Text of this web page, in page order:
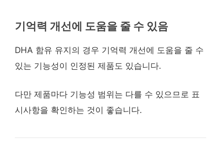
기억력 개선에 도움을 줄 수 있음
DHA 함유 유지의 경우 기억력 개선에 도움을 줄 수
있는 기능성이 인정된 제품도 있습니다.
다만 제품마다 기능성 범위는 다를 수 있으므로 표
시사항을 확인하는 것이 좋습니다.